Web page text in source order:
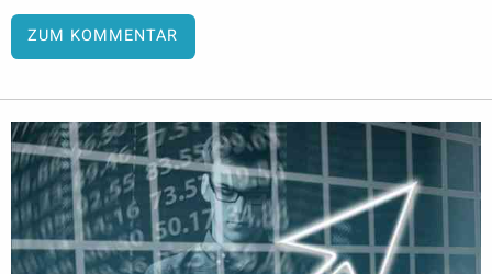
ZUM KOMMENTAR